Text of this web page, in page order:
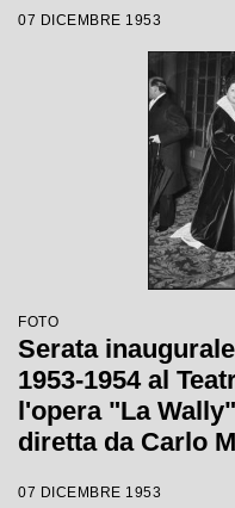
con la regia di
07 DICEMBRE 1953
FOTO
Serata
1953-1954 al
l'opera "La
diretta da Carlo
07 DICEMBRE 1953